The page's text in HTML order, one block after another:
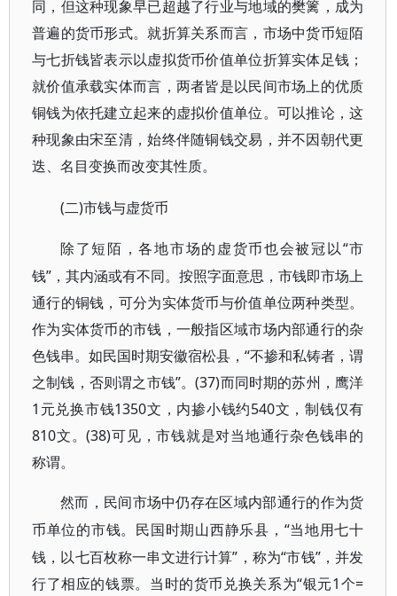
同，但这种现象早已超越了行业与地域的樊篱，成为
普遍的货币形式。就折算关系而言，市场中货币短陌
与七折钱皆表示以虚拟货币价值单位折算实体足钱；
就价值承载实体而言，两者皆是以民间市场上的优质
铜钱为依托建立起来的虚拟价值单位。可以推论，这
种现象由宋至清，始终伴随铜钱交易，并不因朝代更
迭、名目变换而改变其性质。
(二)市钱与虚货币
除了短陌，各地市场的虚货币也会被冠以 “市
钱”，其内涵或有不同。按照字面意思，市钱即市场上
通行的铜钱，可分为实体货币与价值单位两种类型。
作为实体货币的市钱，一般指区域市场内部通行的杂
色钱串。如民国时期安徽宿松县，“不掺和私铸者，谓
之制钱，否则谓之市钱”。(37)而同时期的苏州，鹰洋
1元兑换市钱1350文，内掺小钱约540文，制钱仅有
810文。(38)可见，市钱就是对当地通行杂色钱串的
称谓。
然而，民间市场中仍存在区域内部通行的作为货
币单位的市钱。民国时期山西静乐县， “当地用七十
钱，以七百枚称一串文进行计算”，称为“市钱”，并发
行了相应的钱票。当时的货币兑换关系为“银元1个=